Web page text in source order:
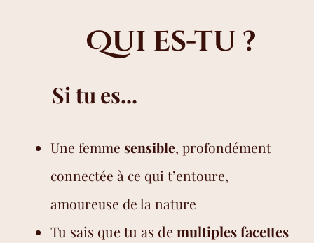
Qui es-tu ?
Si tu es...
Une femme sensible, profondément
connectée à ce qui t’entoure,
amoureuse de la nature
Tu sais que tu as demultiplesfacettes